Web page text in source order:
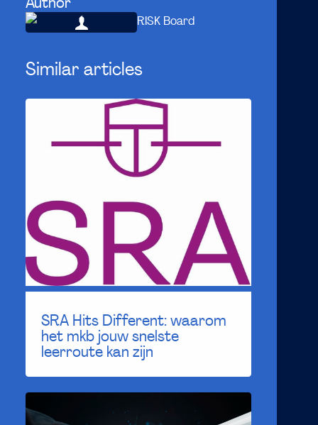
Author
RISK Board
Similar articles
SRA Hits Different: waarom
het mkb jouw snelste
leerroute kan zijn